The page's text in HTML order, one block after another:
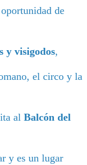
de
y visigodos,
el circo y la
al Balcón del
y es un lugar